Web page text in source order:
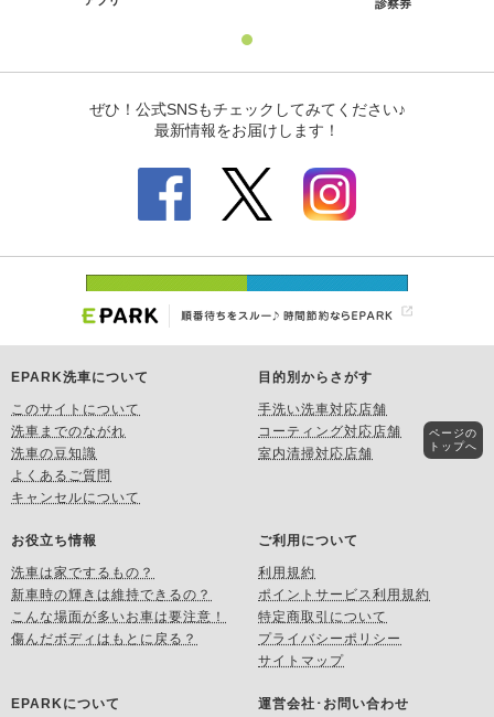
EPARK洗車について
このサイトについて
洗車までのながれ
洗車の豆知識
よくあるご質問
キャンセルについて
目的別からさがす
手洗い洗車対応店舗
コーティング対応店舗
室内清掃対応店舗
お役立ち情報
洗車は家でするもの？
新車時の輝きは維持できるの？
こんな場面が多いお車は要注意！
傷んだボディはもとに戻る？
ご利用について
利用規約
ポイントサービス利用規約
特定商取引について
プライバシーポリシー
サイトマップ
EPARKについて 運営会社･お問い合わせ
ページの
トップへ